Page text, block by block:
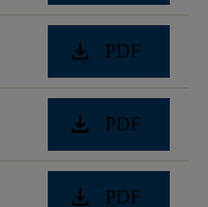
download PDF
download PDF
download PDF